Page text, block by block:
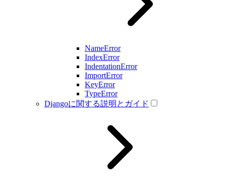
NameError
IndexError
IndentationError
ImportError
KeyError
TypeError
Djangoに関する説明とガイド